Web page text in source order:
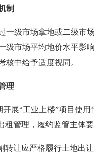
制
级市场拿地或二级市场
级市场平均地价水平影
核中给予适度视同。
理
“工业上楼”项目使用
租管理，履约监管主体
让应严格履行土地出让